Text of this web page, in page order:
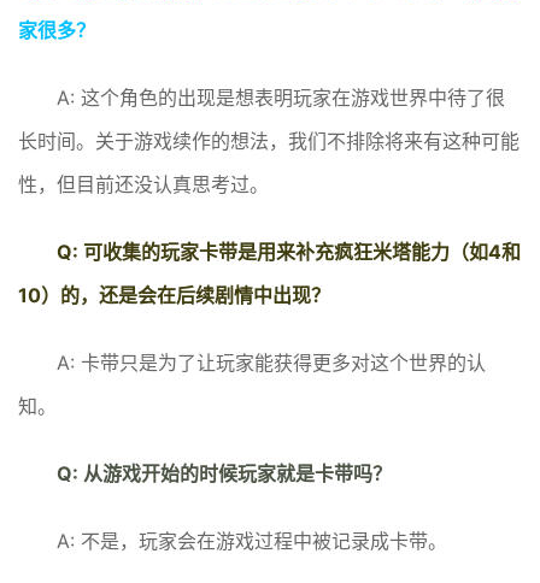
家很多？
A: 这个角色的出现是想表明玩家在游戏世界中待了很
长时间。关于游戏续作的想法，我们不排除将来有这种可能
性，但目前还没认真思考过。
Q: 可收集的玩家卡带是用来补充疯狂米塔能力（如4和
10）的，还是会在后续剧情中出现？
A: 卡带只是为了让玩家能获得更多对这个世界的认
知。
Q: 从游戏开始的时候玩家就是卡带吗？
A: 不是，玩家会在游戏过程中被记录成卡带。